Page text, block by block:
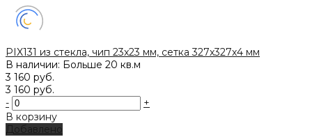
PIX131 из стекла, чип 23x23 мм, сетка 327х327х4 мм
В наличии: Больше 20 кв.м
3 160 руб.
3 160 руб.
-
+
В корзину
Добавлено